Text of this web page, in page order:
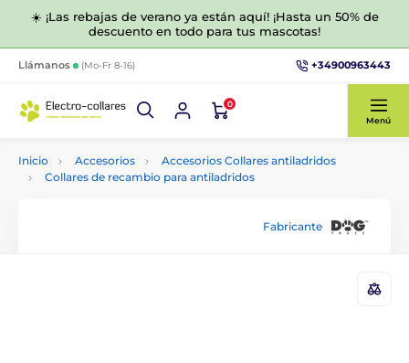
☀️ ¡Las rebajas de verano ya están aquí! ¡Hasta un 50% de
descuento en todo para tus mascotas!
Llámanos (Mo-Fr 8-16) +34900963443
0
Menú
Inicio Accesorios
Accesorios Collares antiladridos
Collares de recambio para antiladridos
Fabricante